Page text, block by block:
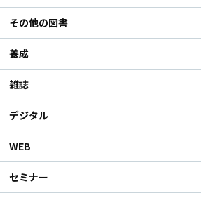
その他の図書
養成
雑誌
デジタル
WEB
セミナー